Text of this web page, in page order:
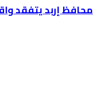
محافظ إربد يتفقد